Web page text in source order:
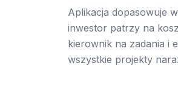
Aplikacja dopasowuje
inwestor patrzy na
kierownik na zadania i
wszystkie projekty